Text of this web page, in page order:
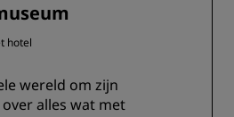
hotel
wereld om zijn
alles wat met